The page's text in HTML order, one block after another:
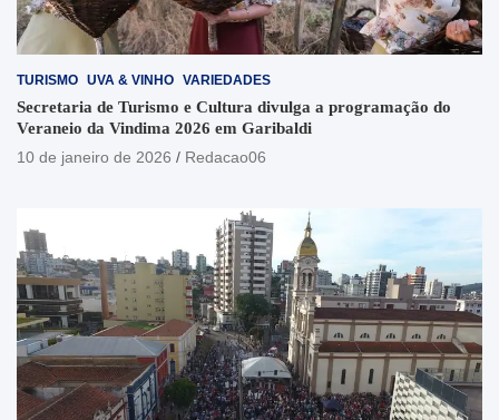
TURISMO UVA & VINHO VARIEDADES
Secretaria de Turismo e Cultura divulga a programação do
Veraneio da Vindima 2026 em Garibaldi
10 de janeiro de 2026
Redacao06